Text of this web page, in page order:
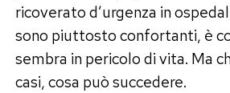
ricoverato d’urgenza in
sono piuttosto confortanti, è
sembra in pericolo di vita. Ma
casi, cosa può succedere.